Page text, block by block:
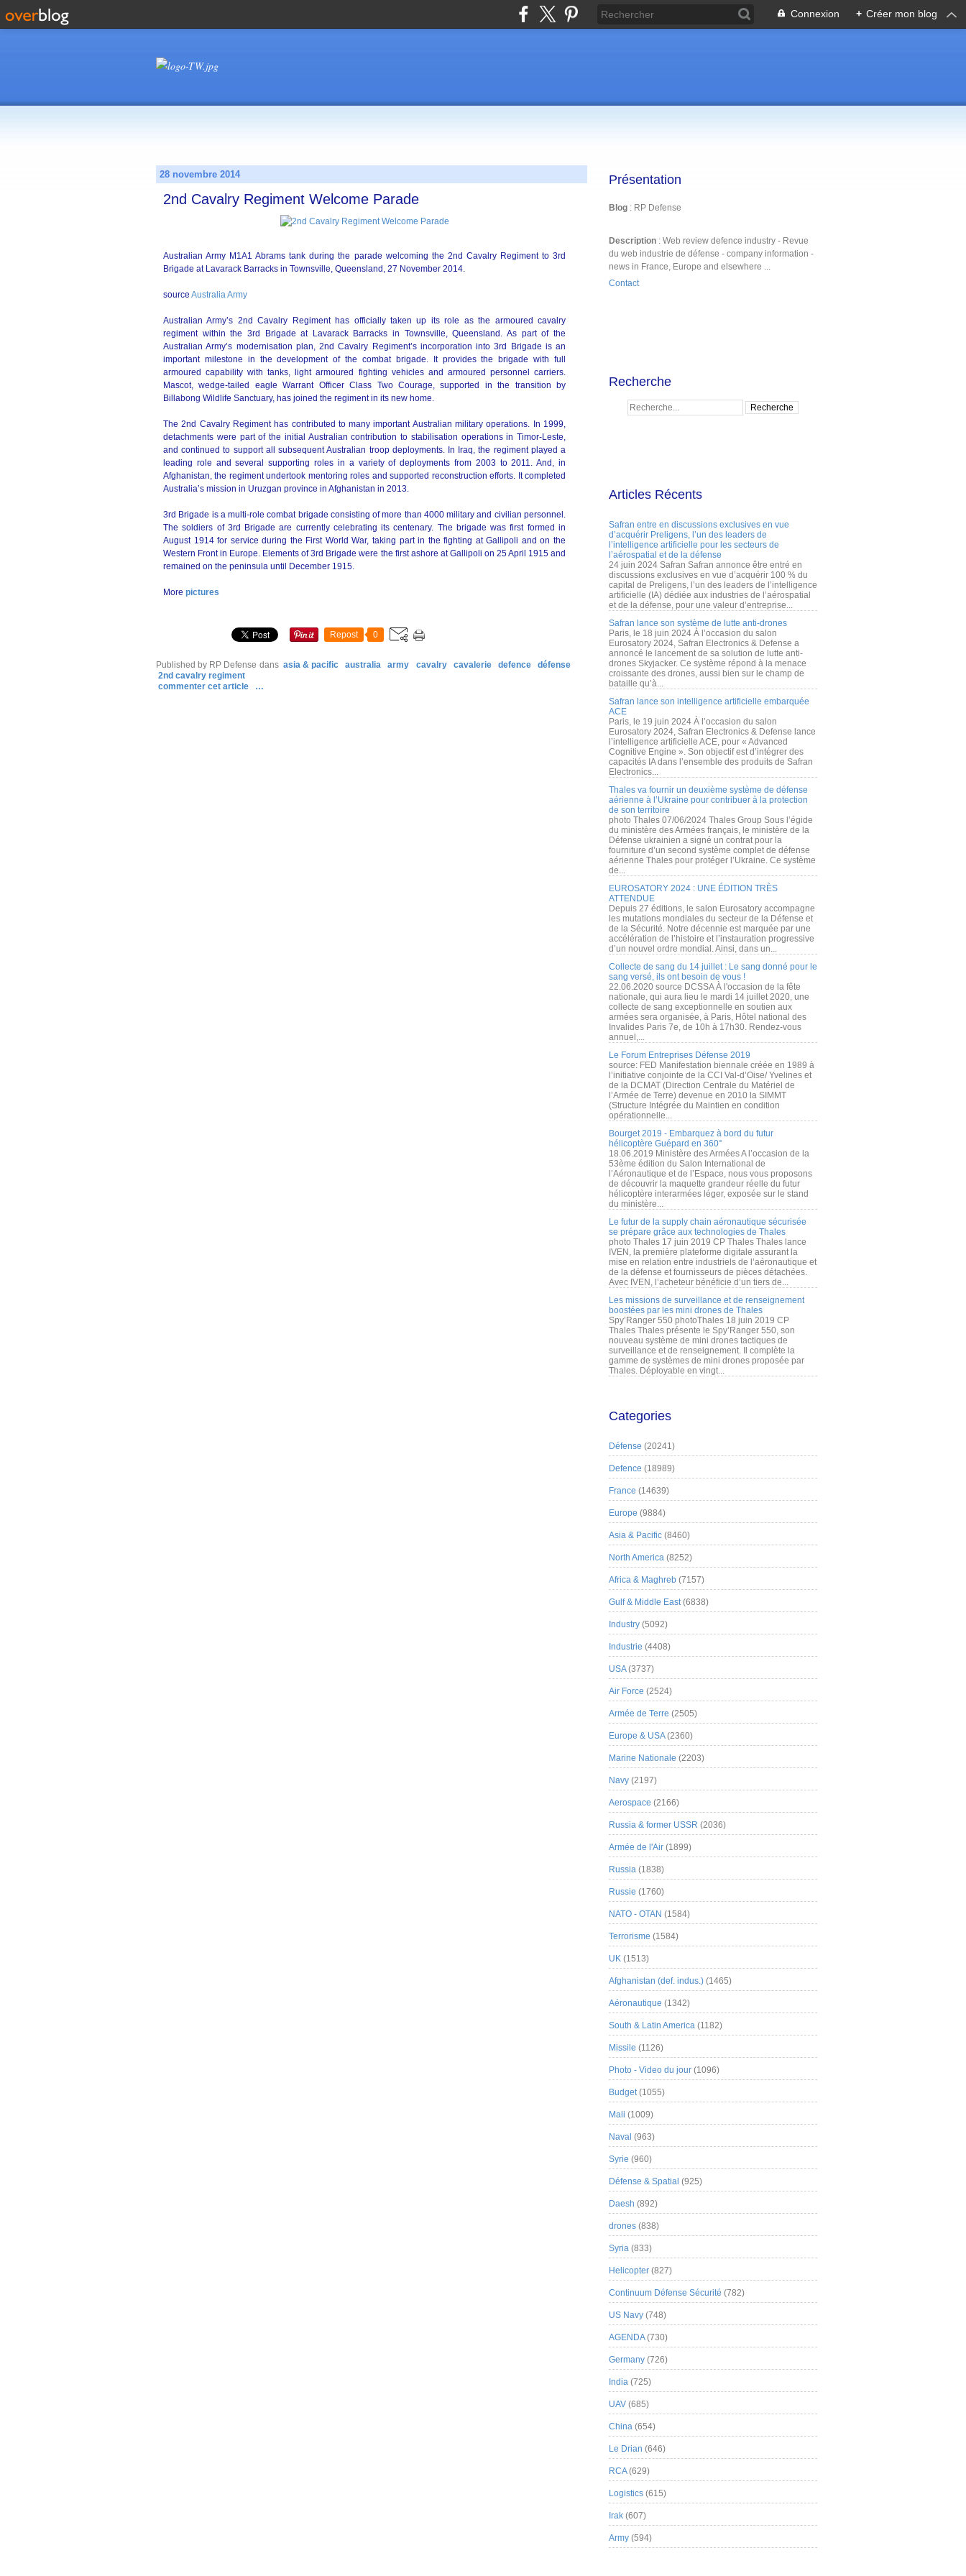
Connexion + Créer mon blog
28 novembre 2014
2nd Cavalry Regiment Welcome Parade
Australian Army M1A1 Abrams tank during the parade welcoming the 2nd Cavalry Regiment to 3rd
Brigade at Lavarack Barracks in Townsville, Queensland, 27 November 2014.
source Australia Army
Australian Army’s 2nd Cavalry Regiment has officially taken up its role as the armoured cavalry
regiment within the 3rd Brigade at Lavarack Barracks in Townsville, Queensland. As part of the
Australian Army’s modernisation plan, 2nd Cavalry Regiment’s incorporation into 3rd Brigade is an
important milestone in the development of the combat brigade. It provides the brigade with full
armoured capability with tanks, light armoured fighting vehicles and armoured personnel carriers.
Mascot, wedge-tailed eagle Warrant Officer Class Two Courage, supported in the transition by
Billabong Wildlife Sanctuary, has joined the regiment in its new home.
The 2nd Cavalry Regiment has contributed to many important Australian military operations. In 1999,
detachments were part of the initial Australian contribution to stabilisation operations in Timor-Leste,
and continued to support all subsequent Australian troop deployments. In Iraq, the regiment played a
leading role and several supporting roles in a variety of deployments from 2003 to 2011. And, in
Afghanistan, the regiment undertook mentoring roles and supported reconstruction efforts. It completed
Australia’s mission in Uruzgan province in Afghanistan in 2013.
3rd Brigade is a multi-role combat brigade consisting of more than 4000 military and civilian personnel.
The soldiers of 3rd Brigade are currently celebrating its centenary. The brigade was first formed in
August 1914 for service during the First World War, taking part in the fighting at Gallipoli and on the
Western Front in Europe. Elements of 3rd Brigade were the first ashore at Gallipoli on 25 April 1915 and
remained on the peninsula until December 1915.
More pictures
Repost 0
Published by RP Defense dans asia & pacific australia army cavalry cavalerie defence
défense
2nd cavalry regiment
commenter cet article
…
Présentation
Blog : RP Defense
Description : Web review defence industry - Revue
du web industrie de défense - company information -
news in France, Europe and elsewhere ...
Contact
Recherche
Articles Récents
Safran entre en discussions exclusives en vue
d’acquérir Preligens, l’un des leaders de
l’intelligence artificielle pour les secteurs de
l’aérospatial et de la défense
24 juin 2024 Safran Safran annonce être entré en
discussions exclusives en vue d’acquérir 100 % du
capital de Preligens, l’un des leaders de l’intelligence
artificielle (IA) dédiée aux industries de l’aérospatial
et de la défense, pour une valeur d’entreprise...
Safran lance son système de lutte anti-drones
Paris, le 18 juin 2024 À l’occasion du salon
Eurosatory 2024, Safran Electronics & Defense a
annoncé le lancement de sa solution de lutte anti-
drones Skyjacker. Ce système répond à la menace
croissante des drones, aussi bien sur le champ de
bataille qu’à...
Safran lance son intelligence artificielle embarquée
ACE
Paris, le 19 juin 2024 À l’occasion du salon
Eurosatory 2024, Safran Electronics & Defense lance
l’intelligence artificielle ACE, pour « Advanced
Cognitive Engine ». Son objectif est d’intégrer des
capacités IA dans l’ensemble des produits de Safran
Electronics...
Thales va fournir un deuxième système de défense
aérienne à l’Ukraine pour contribuer à la protection
de son territoire
photo Thales 07/06/2024 Thales Group Sous l’égide
du ministère des Armées français, le ministère de la
Défense ukrainien a signé un contrat pour la
fourniture d’un second système complet de défense
aérienne Thales pour protéger l’Ukraine. Ce système
de...
EUROSATORY 2024 : UNE ÉDITION TRÈS
ATTENDUE
Depuis 27 éditions, le salon Eurosatory accompagne
les mutations mondiales du secteur de la Défense et
de la Sécurité. Notre décennie est marquée par une
accélération de l’histoire et l’instauration progressive
d’un nouvel ordre mondial. Ainsi, dans un...
Collecte de sang du 14 juillet : Le sang donné pour le
sang versé, ils ont besoin de vous !
22.06.2020 source DCSSA À l'occasion de la fête
nationale, qui aura lieu le mardi 14 juillet 2020, une
collecte de sang exceptionnelle en soutien aux
armées sera organisée, à Paris, Hôtel national des
Invalides Paris 7e, de 10h à 17h30. Rendez-vous
annuel,...
Le Forum Entreprises Défense 2019
source: FED Manifestation biennale créée en 1989 à
l’initiative conjointe de la CCI Val-d’Oise/ Yvelines et
de la DCMAT (Direction Centrale du Matériel de
l’Armée de Terre) devenue en 2010 la SIMMT
(Structure Intégrée du Maintien en condition
opérationnelle...
Bourget 2019 - Embarquez à bord du futur
hélicoptère Guépard en 360°
18.06.2019 Ministère des Armées A l’occasion de la
53ème édition du Salon International de
l’Aéronautique et de l’Espace, nous vous proposons
de découvrir la maquette grandeur réelle du futur
hélicoptère interarmées léger, exposée sur le stand
du ministère...
Le futur de la supply chain aéronautique sécurisée
se prépare grâce aux technologies de Thales
photo Thales 17 juin 2019 CP Thales Thales lance
IVEN, la première plateforme digitale assurant la
mise en relation entre industriels de l’aéronautique et
de la défense et fournisseurs de pièces détachées.
Avec IVEN, l’acheteur bénéficie d’un tiers de...
Les missions de surveillance et de renseignement
boostées par les mini drones de Thales
Spy’Ranger 550 photoThales 18 juin 2019 CP
Thales Thales présente le Spy’Ranger 550, son
nouveau système de mini drones tactiques de
surveillance et de renseignement. Il complète la
gamme de systèmes de mini drones proposée par
Thales. Déployable en vingt...
Categories
Défense (20241)
Defence (18989)
France (14639)
Europe (9884)
Asia & Pacific (8460)
North America (8252)
Africa & Maghreb (7157)
Gulf & Middle East(6838)
Industry (5092)
Industrie (4408)
USA(3737)
Air Force (2524)
Armée de Terre (2505)
Europe & USA(2360)
Marine Nationale (2203)
Navy (2197)
Aerospace (2166)
Russia & former USSR (2036)
Armée de l'Air (1899)
Russia (1838)
Russie (1760)
NATO - OTAN (1584)
Terrorisme (1584)
UK (1513)
Afghanistan (def. indus.) (1465)
Aéronautique (1342)
South & Latin America (1182)
Missile (1126)
Photo - Video du jour (1096)
Budget(1055)
Mali (1009)
Naval (963)
Syrie (960)
Défense & Spatial (925)
Daesh (892)
drones (838)
Syria (833)
Helicopter (827)
Continuum Défense Sécurité (782)
US Navy (748)
AGENDA(730)
Germany (726)
India (725)
UAV (685)
China (654)
Le Drian (646)
RCA(629)
Logistics (615)
Irak (607)
Army (594)